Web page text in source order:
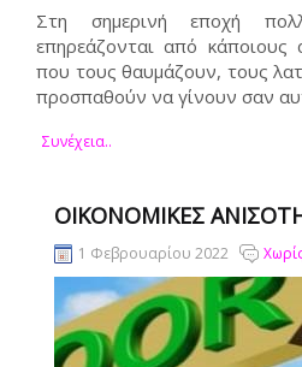
Στη σημερινή εποχή
επηρεάζονται από κάποιους
που τους θαυμάζουν, τους
προσπαθούν να γίνουν σαν
Συνέχεια..
ΟΙΚΟΝΟΜΙΚΕΣ
1 Φεβρουαρίου 2022